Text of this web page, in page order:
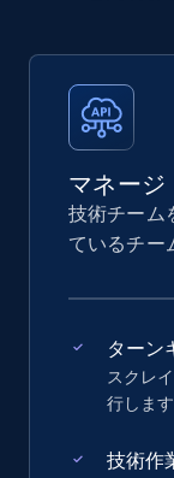
マネージ
技術チーム
ているチー
ターン
スクレ
行します
技術作